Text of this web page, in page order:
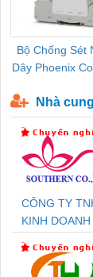
Bộ Chống Sét
Dây Phoenix
Nhà
CÔNG TY
KINH DOANH
PHƯƠNG